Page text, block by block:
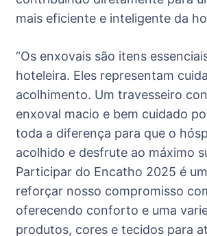
mais eficiente e inteligente da
“Os enxovais são itens
hoteleira. Eles representam
acolhimento. Um travesseiro
enxoval macio e bem cuidado
toda a diferença para que o
acolhido e desfrute ao máximo
Participar do Encatho 2025 é
reforçar nosso compromisso
oferecendo conforto e uma
produtos, cores e tecidos para